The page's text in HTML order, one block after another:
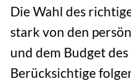
Die Wahl des
stark von den
und dem Budget
Berücksichtige